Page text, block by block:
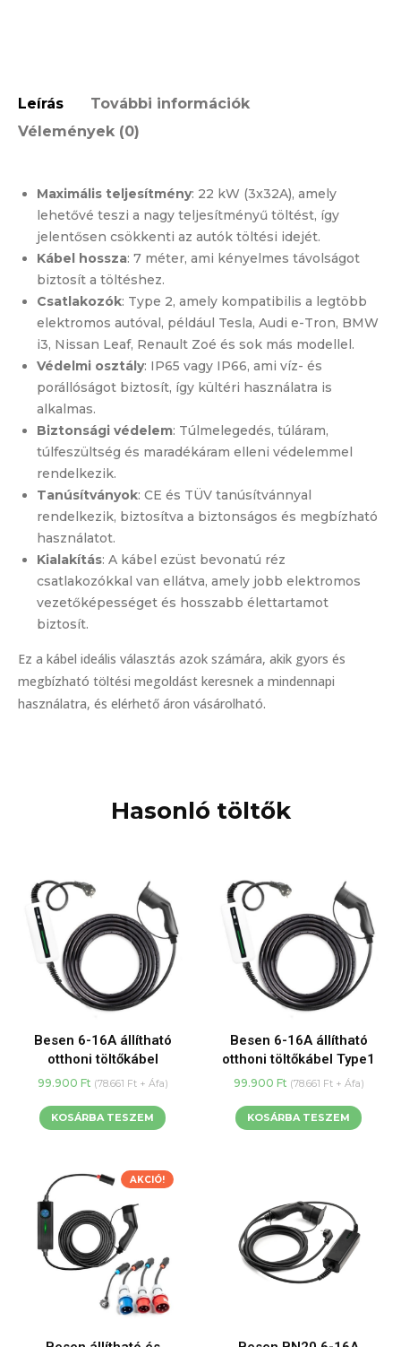
7
mennyiség
Leírás
További információk
Vélemények (0)
Maximális teljesítmény: 22 kW (3x32A), amely
lehetővé teszi a nagy teljesítményű töltést, így
jelentősen csökkenti az autók töltési idejét.
Kábel hossza: 7 méter, ami kényelmes távolságot
biztosít a töltéshez.
Csatlakozók: Type 2, amely kompatibilis a legtöbb
elektromos autóval, például Tesla, Audi e-Tron, BMW
i3, Nissan Leaf, Renault Zoé és sok más modellel.
Védelmi osztály: IP65 vagy IP66, ami víz- és
porállóságot biztosít, így kültéri használatra is
alkalmas.
Biztonsági védelem: Túlmelegedés, túláram,
túlfeszültség és maradékáram elleni védelemmel
rendelkezik.
Tanúsítványok: CE és TÜV tanúsítvánnyal
rendelkezik, biztosítva a biztonságos és megbízható
használatot.
Kialakítás: A kábel ezüst bevonatú réz
csatlakozókkal van ellátva, amely jobb elektromos
vezetőképességet és hosszabb élettartamot
biztosít.
Ez a kábel ideális választás azok számára, akik gyors és
megbízható töltési megoldást keresnek a mindennapi
használatra, és elérhető áron vásárolható​.
Hasonló töltők
Besen 6-16A állítható
otthoni töltőkábel
99.900 Ft (78.661 Ft+ Áfa)
KOSÁRBA TESZEM
Besen 6-16A állítható
otthoni töltőkábel Type1
99.900 Ft (78.661 Ft+ Áfa)
KOSÁRBA TESZEM
AKCIÓ!